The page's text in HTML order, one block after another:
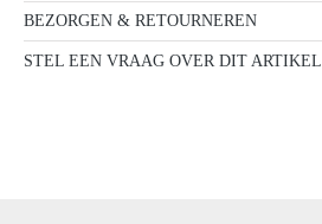
BEZORGEN & RETOURNEREN
STEL EEN VRAAG OVER DIT ARTIKEL